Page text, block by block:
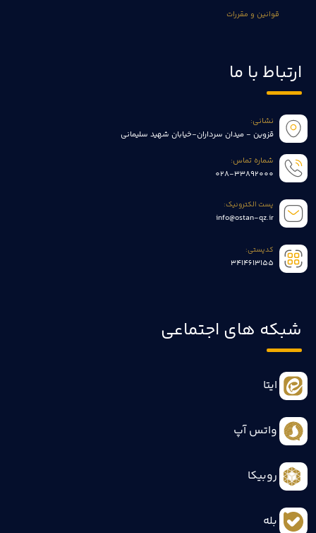
قوانین و مقررات
ارتباط با ما
نشانی:
قزوین - میدان سرداران-خیابان شهید سلیمانی
شماره تماس:
028-33892000
پست الکترونیک:
info@ostan-qz.ir
کدپستی:
3414613155
شبکه های اجتماعی
ایتا
واتس آپ
روبیکا
بله